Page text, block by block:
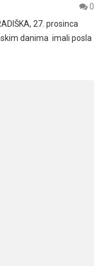
0
27. prosinca
danima imali posla